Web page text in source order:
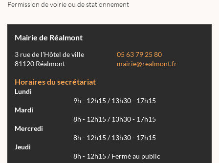
Permission de voirie ou de stationnement
Mairie de Réalmont
3 rue de l'Hôtel de ville
81120 Réalmont
05 63 79 25 80
mairie@realmont.fr
Horaires du secrétariat
Lundi
9h - 12h15 / 13h30 - 17h15
Mardi
8h - 12h15 / 13h30 - 17h15
Mercredi
8h - 12h15 / 13h30 - 17h15
Jeudi
8h - 12h15 / Fermé au public